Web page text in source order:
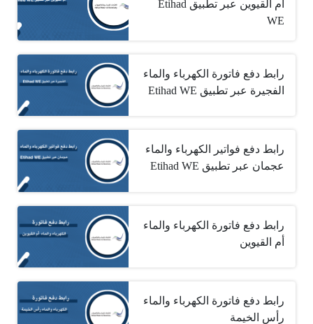
أم القيوين عبر تطبيق ‏Etihad
WE
رابط دفع فاتورة الكهرباء والماء
الفجيرة عبر تطبيق ‏Etihad WE
رابط دفع فواتير الكهرباء والماء
عجمان عبر تطبيق ‏Etihad WE
رابط دفع فاتورة الكهرباء والماء
أم القيوين
رابط دفع فاتورة الكهرباء والماء
رأس الخيمة